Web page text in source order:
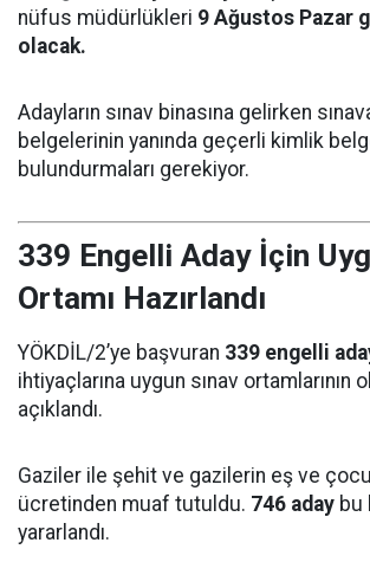
nüfus müdürlükleri 9 Ağustos Pazar
olacak.
Adayların sınav binasına gelirken
belgelerinin yanında geçerli kimlik
bulundurmaları gerekiyor.
339 Engelli Aday İçin
Ortamı Hazırlandı
YÖKDİL/2’ye başvuran 339 engelli
ihtiyaçlarına uygun sınav ortamlarının
açıklandı.
Gaziler ile şehit ve gazilerin eş ve
ücretinden muaf tutuldu. 746 aday bu
yararlandı.